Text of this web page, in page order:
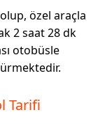
olup, özel araçla
2 saat 28 dk
otobüsle
Tarifi